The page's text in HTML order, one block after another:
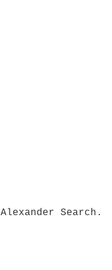
Alexander Search.